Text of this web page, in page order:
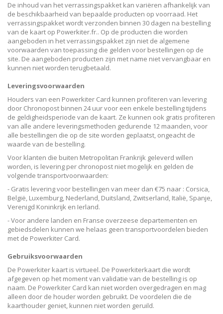
De inhoud van het verrassingspakket kan variëren afhankelijk van
de beschikbaarheid van bepaalde producten op voorraad. Het
verrassingspakket wordt verzonden binnen 30 dagen na bestelling
van de kaart op Powerkiter.fr.. Op de producten die worden
aangeboden in het verrassingspakket zijn niet de algemene
voorwaarden van toepassing die gelden voor bestellingen op de
site. De aangeboden producten zijn met name niet vervangbaar en
kunnen niet worden terugbetaald.
Leveringsvoorwaarden
Houders van een Powerkiter Card kunnen profiteren van levering
door Chronopost binnen 24 uur voor een enkele bestelling tijdens
de geldigheidsperiode van de kaart. Ze kunnen ook gratis profiteren
van alle andere leveringsmethoden gedurende 12 maanden, voor
alle bestellingen die op de site worden geplaatst, ongeacht de
waarde van de bestelling.
Voor klanten die buiten Metropolitan Frankrijk geleverd willen
worden, is levering per chronopost niet mogelijk en gelden de
volgende transportvoorwaarden:
- Gratis levering voor bestellingen van meer dan €75 naar : Corsica,
België, Luxemburg, Nederland, Duitsland, Zwitserland, Italië, Spanje,
Verenigd Koninkrijk en Ierland.
- Voor andere landen en Franse overzeese departementen en
gebiedsdelen kunnen we helaas geen transportvoordelen bieden
met de Powerkiter Card.
Gebruiksvoorwaarden
De Powerkiter kaart is virtueel. De Powerkiterkaart die wordt
afgegeven op het moment van validatie van de bestelling is op
naam. De Powerkiter Card kan niet worden overgedragen en mag
alleen door de houder worden gebruikt. De voordelen die de
kaarthouder geniet, kunnen niet worden geruild.